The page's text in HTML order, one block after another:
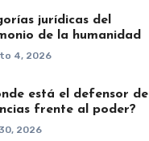
jurídicas del
de la humanidad
4, 2026
está el defensor de
frente al poder?
2026